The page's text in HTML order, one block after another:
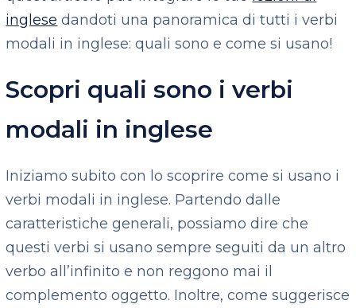
inglese dandoti una panoramica di tutti i verbi
modali in inglese: quali sono e come si usano!
Scopri quali sono i verbi
modali in inglese
Iniziamo subito con lo scoprire come si usano i
verbi modali in inglese. Partendo dalle
caratteristiche generali, possiamo dire che
questi verbi si usano sempre seguiti da un altro
verbo all’infinito e non reggono mai il
complemento oggetto. Inoltre, come suggerisce